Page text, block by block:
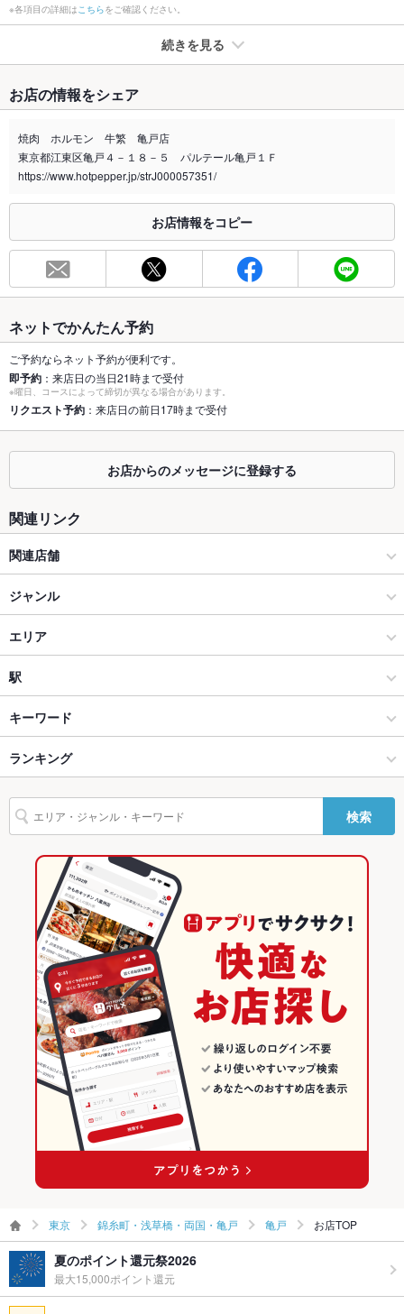
※各項目の詳細は こちらをご確認ください。
続きを見る
禁煙・喫煙 全席禁煙
喫煙専用室 なし
※2020年4月1日～受動喫煙対策に関する法律が施行されています。正しい情報はお店へお問い
総席数 48席(ご宴会など承ります。ご予約はお早めに♪)
最大宴会収
48人(大人数でのご宴会の予約はお早めに♪)
個室 なし ：（全席仕切りのある間仕切り席です）
座敷 なし
掘りごたつ なし
カウンター なし ：お一人様からご利用頂けるお席をご用意しております
ソファー なし ：多種多様のお席をご用意しております。
テラス席
貸切
貸切不可 ：最大48名までOK！詳細はお気軽に店舗までご相談
Wi-Fi あり
バリアフリ
ー
なし ：お手伝い必要な際はお気軽にご連絡ください。お困りの
ー
その他設備
最大48名様までOK★人数に合わせてご案内いたします。不明点
飲み放題
あり ：サワー・カクテル…豊富な種類をご用意しております！
各種飲み放題コースご用意。予約承っております！
食べ放題 あり ：食べ放題プランをご用意♪詳細はコースページへ☆
カクテル充実、焼酎充実、日本酒充実、ワイン充実
お子様連れ お子様連れ歓迎 ：オモチャプレゼント
ウェディン
グパーティ
各種ご宴会お気軽にご相談ください。
ソフトドリンク小学生以下半額
お店の情報をシェア
焼肉 ホルモン 牛繁 亀戸店
東京都江東区亀戸４－１８－５ パルテール亀戸１Ｆ
https://www.hotpepper.jp/strJ000057351/
お店情報をコピー
ネットでかんたん予約
ご予約ならネット予約が便利です。
即予約 ：来店日の当日21時まで受付
※曜日、コースによって締切が異なる場合があります。
リクエスト予約 ：来店日の前日17時まで受付
お店からのメッセージに登録する
関連リンク
関連店舗
牛繁
焼肉 ホルモン 牛繁 錦糸町店
焼肉 ホルモン 牛繁 新小岩南口店
元氣七輪焼肉 牛繁 小岩店
元氣七輪焼肉 牛繁 本八幡店
元氣七輪焼肉 牛繁 新宿2号店
元氣七輪焼肉 牛繁 新宿1号店
元氣焼肉 牛繁 五反田店
牛繁 幡ヶ谷店
元氣七輪焼肉 牛繁 学芸大学店
ジャンル
焼肉・ホルモン
焼肉
錦糸町・浅草橋・両国・亀戸 × 焼肉・ホルモン
錦糸町・浅草橋・両国・亀戸 × 焼肉
亀戸駅 × 焼肉・ホルモン
亀戸駅 × 焼肉
錦糸町・浅草橋・両国・亀戸 × 居酒屋
錦糸町・浅草橋・両国・亀戸 × 和風
亀戸駅 × 居酒屋
亀戸駅 × 和風
エリア
亀戸
亀戸 × 焼肉・ホルモン
亀戸 × 焼肉
亀戸 × 居酒屋
亀戸 × 和風
東京 × 焼肉・ホルモン
東京 × 焼肉
東京 × 居酒屋
東京 × 和風
駅
亀戸駅
亀戸水神駅
錦糸町駅
キーワード
にんにく料理
カルビラーメン
ランキング
東京のグルメランキング
東京の焼肉・ホルモンランキング
錦糸町・浅草橋・両国・亀戸のグルメランキング
錦糸町・浅草橋・両国・亀戸の焼肉・ホルモンランキング
亀戸のグルメランキング
亀戸の焼肉・ホルモンランキング
検索
東京 錦糸町・浅草橋・両国・亀戸 亀戸 お店TOP
夏のポイント還元祭2026
最大15,000ポイント還元